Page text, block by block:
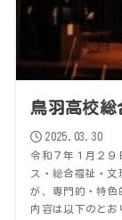
鳥羽高校総
2025.03.30
令和７年１月２９
ス・総合福祉・
が、専門的・特色
内容は以下のと